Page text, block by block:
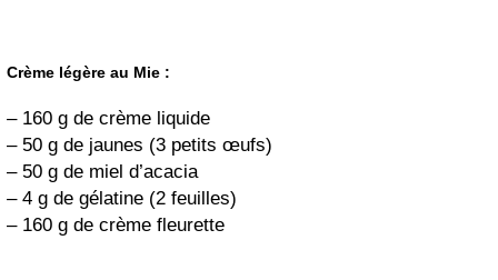
Crème légère au Mie :
– 160 g de crème liquide
– 50 g de jaunes (3 petits œufs)
– 50 g de miel d’acacia
– 4 g de gélatine (2 feuilles)
– 160 g de crème fleurette